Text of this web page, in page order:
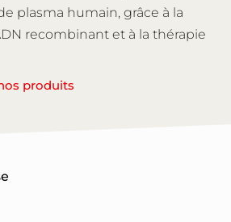
plasma humain, grâce à la
recombinant et à la thérapie
produits